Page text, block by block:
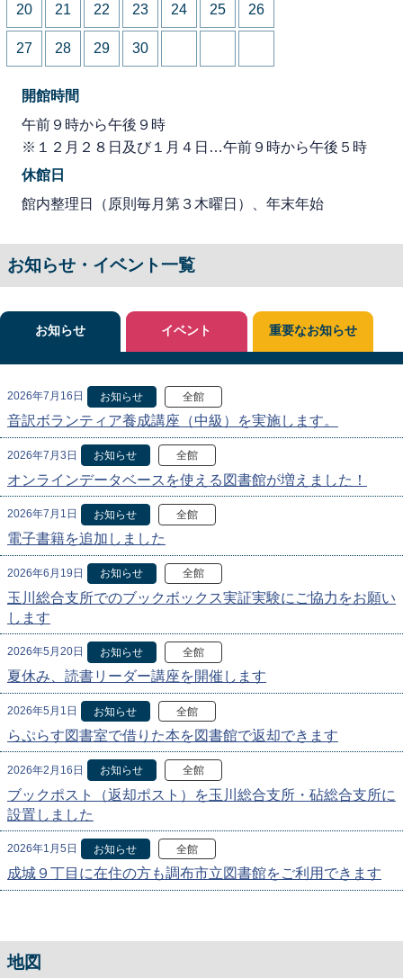
20 21 22 23 24 25 26
27 28 29 30
開館時間
午前９時から午後９時
※１２月２８日及び１月４日…午前９時から午後５時
休館日
館内整理日（原則毎月第３木曜日）、年末年始
お知らせ・イベント一覧
お知らせ
2026年7月16日 お知らせ 全館
音訳ボランティア養成講座（中級）を実施します。
2026年7月3日 お知らせ 全館
オンラインデータベースを使える図書館が増えました！
2026年7月1日 お知らせ 全館
電子書籍を追加しました
2026年6月19日 お知らせ 全館
玉川総合支所でのブックボックス実証実験にご協力をお願い
します
2026年5月20日 お知らせ 全館
夏休み、読書リーダー講座を開催します
2026年5月1日 お知らせ 全館
らぷらす図書室で借りた本を図書館で返却できます
2026年2月16日 お知らせ 全館
ブックポスト（返却ポスト）を玉川総合支所・砧総合支所に
設置しました
2026年1月5日 お知らせ 全館
成城９丁目に在住の方も調布市立図書館をご利用できます
イベント 重要なお知らせ
地図